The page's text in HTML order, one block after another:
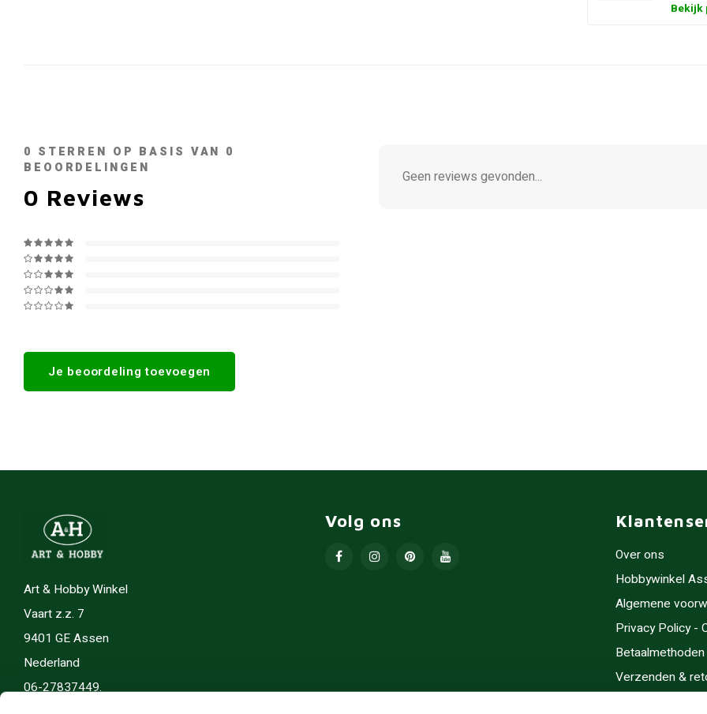
Bekijk
0 STERREN OP BASIS VAN 0
BEOORDELINGEN
0 Reviews
Je beoordeling toevoegen
Geen reviews gevonden...
Art & Hobby Winkel
Vaart z.z. 7
9401 GE Assen
Nederland
06-27837449.
Volg ons
Over ons
Hobbywinkel
Algemene
Privacy Policy -
Betaalmethoden
Verzenden &